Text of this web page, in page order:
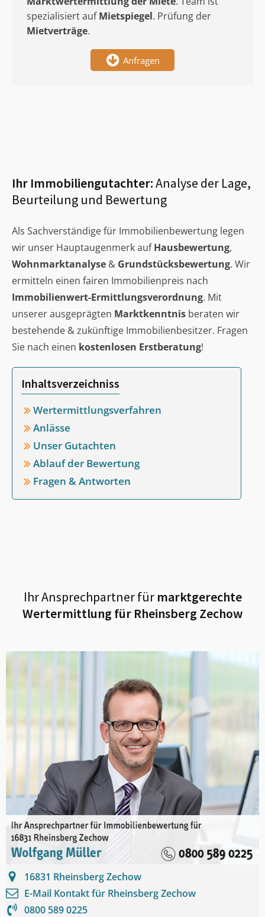
spezialisiert aufMietspiegel. Prüfung der
Mietverträge.
Anfragen
Ihr Immobiliengutachter:Analyse der Lage,
Beurteilung und Bewertung
Als Sachverständige für Immobilienbewertung legen
wir unser Hauptaugenmerk aufHausbewertung,
Wohnmarktanalyse & Grundstücksbewertung. Wir
ermitteln einen fairen Immobilienpreis nach
Immobilienwert-Ermittlungsverordnung. Mit
unserer ausgeprägten Marktkenntnis beraten wir
bestehende & zukünftige Immobilienbesitzer. Fragen
Sie nach einen kostenlosen Erstberatung!
Inhaltsverzeichniss
Wertermittlungsverfahren
Anlässe
Unser Gutachten
Ablauf der Bewertung
Fragen & Antworten
Ihr Ansprechpartner fürmarktgerechte
Wertermittlung für Rheinsberg Zechow
16831 Rheinsberg Zechow
E-Mail Kontakt für Rheinsberg Zechow
0800 589 0225